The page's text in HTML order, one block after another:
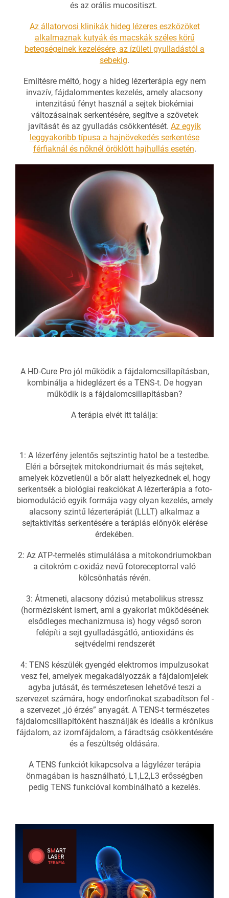
és az orális mucositiszt.
Az állatorvosi klinikák hideg lézeres eszközöket
alkalmaznak kutyák és macskák széles körű
betegségeinek kezelésére, az ízületi gyulladástól a
sebekig.
Említésre méltó, hogy a hideg lézerterápia egy nem
invazív, fájdalommentes kezelés, amely alacsony
intenzitású fényt használ a sejtek biokémiai
változásainak serkentésére, segítve a szövetek
javítását és az gyulladás csökkentését. Az egyik
leggyakoribb típusa a hajnövekedés serkentése
férfiaknál és nőknél öröklött hajhullás esetén.
A HD-Cure Pro jól működik a fájdalomcsillapításban,
kombinálja a hideglézert és a TENS-t. De hogyan
működik is a fájdalomcsillapításban?
A terápia elvét itt találja:
1: A lézerfény jelentős sejtszintig hatol be a testedbe.
Eléri a bőrsejtek mitokondriumait és más sejteket,
amelyek közvetlenül a bőr alatt helyezkednek el, hogy
serkentsék a biológiai reakciókat A lézerterápia a foto-
biomoduláció egyik formája vagy olyan kezelés, amely
alacsony szintű lézerterápiát (LLLT) alkalmaz a
sejtaktivitás serkentésére a terápiás előnyök elérése
érdekében.
2: Az ATP-termelés stimulálása a mitokondriumokban
a citokróm c-oxidáz nevű fotoreceptorral való
kölcsönhatás révén.
3: Átmeneti, alacsony dózisú metabolikus stressz
(hormézisként ismert, ami a gyakorlat működésének
elsődleges mechanizmusa is) hogy végső soron
felépíti a sejt gyulladásgátló, antioxidáns és
sejtvédelmi rendszerét
4: TENS készülék gyengéd elektromos impulzusokat
vesz fel, amelyek megakadályozzák a fájdalomjelek
agyba jutását, és természetesen lehetővé teszi a
szervezet számára, hogy endorfinokat szabadítson fel -
a szervezet „jó érzés” anyagát. A TENS-t természetes
fájdalomcsillapítóként használják és ideális a krónikus
fájdalom, az izomfájdalom, a fáradtság csökkentésére
és a feszültség oldására.
A TENS funkciót kikapcsolva a lágylézer terápia
önmagában is használható, L1,L2,L3 erősségben
pedig TENS funkcióval kombinálható a kezelés.